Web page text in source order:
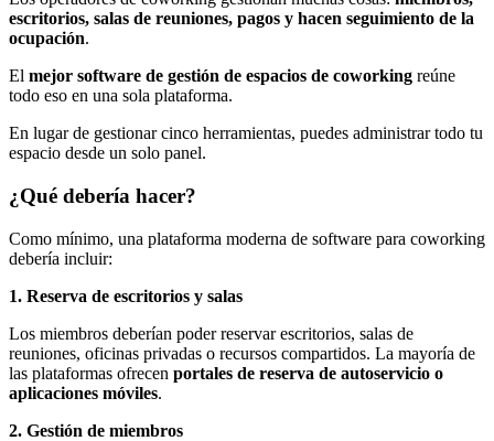
escritorios, salas de reuniones, pagos y hacen seguimiento de la
ocupación.
El mejor software de gestión de espacios de coworking reúne
todo eso en una sola plataforma.
En lugar de gestionar cinco herramientas, puedes administrar todo tu
espacio desde un solo panel.
¿Qué debería hacer?
Como mínimo, una plataforma moderna de software para coworking
debería incluir:
1. Reserva de escritorios y salas
Los miembros deberían poder reservar escritorios, salas de
reuniones, oficinas privadas o recursos compartidos. La mayoría de
las plataformas ofrecen portales de reserva de autoservicio o
aplicaciones móviles.
2. Gestión de miembros